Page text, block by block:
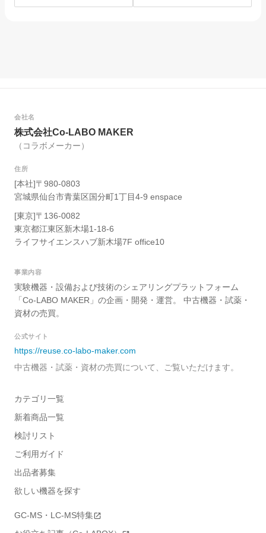
を選んだ理由。
は？
会社名
株式会社Co-LABO MAKER
（コラボメーカー）
住所
[本社]〒980-0803
宮城県仙台市青葉区国分町1丁目4-9 enspace
[東京]〒136-0082
東京都江東区新木場1-18-6
ライフサイエンスハブ新木場7F office10
事業内容
実験機器・設備および技術のシェアリングプラットフォーム
「Co-LABO MAKER」の企画・開発・運営。 中古機器・試薬・
資材の売買。
公式サイト
https://reuse.co-labo-maker.com
中古機器・試薬・資材の売買について、ご覧いただけます。
カテゴリ一覧
新着商品一覧
検討リスト
ご利用ガイド
出品者募集
欲しい機器を探す
GC-MS・LC-MS特集